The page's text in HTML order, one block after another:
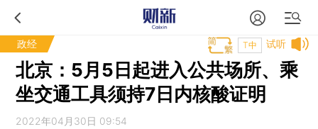
政经 试听
T中
北京：5月5日起进入公共场所、乘
坐交通工具须持7日内核酸证明
2022年04月30日 09:54